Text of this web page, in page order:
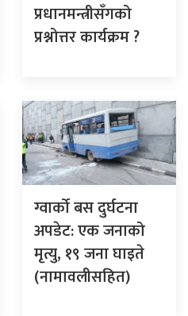
प्रधानमन्त्रीसँगको
प्रश्नोत्तर कार्यक्रम ?
ग्वार्को बस दुर्घटना
अपडेट: एक जनाको
मृत्यु, १९ जना घाइते
(नामावलीसहित)